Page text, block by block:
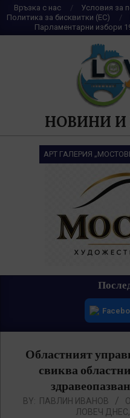
Skip
to
content
Връзка с нас Условия за
Политика за бисквитки (ЕС)
Парламентарни избори
НОВИНИ
АРТ ГАЛЕРИЯ
Областният
свиква
BY: ПАВЛИН ИВАНОВ
ЛОВЕЧ ДНЕС,